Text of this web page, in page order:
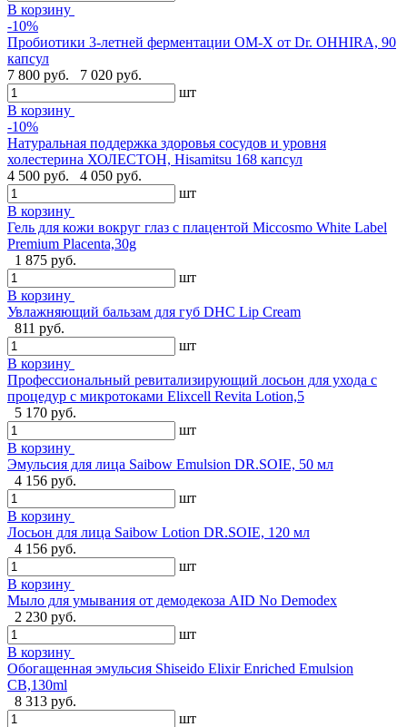
В корзину
-10%
Пробиотики 3-летней ферментации OM-X от Dr. OHHIRA, 90
капсул
7 800 руб.
7 020 руб.
шт
В корзину
-10%
Натуральная поддержка здоровья сосудов и уровня
холестерина ХОЛЕСТОН, Hisamitsu 168 капсул
4 500 руб.
4 050 руб.
шт
В корзину
Гель для кожи вокруг глаз с плацентой Miccosmo White Label
Premium Placenta,30g
1 875 руб.
шт
В корзину
Увлажняющий бальзам для губ DHC Lip Cream
811 руб.
шт
В корзину
Профессиональный ревитализирующий лосьон для ухода с
процедур с микротоками Elixcell Revita Lotion,5
5 170 руб.
шт
В корзину
Эмульсия для лица Saibow Emulsion DR.SOIE, 50 мл
4 156 руб.
шт
В корзину
Лосьон для лица Saibow Lotion DR.SOIE, 120 мл
4 156 руб.
шт
В корзину
Мыло для умывания от демодекоза AID No Demodex
2 230 руб.
шт
В корзину
Обогащенная эмульсия Shiseido Elixir Enriched Emulsion
CB,130ml
8 313 руб.
шт